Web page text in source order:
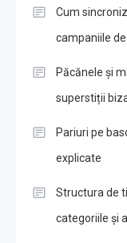
Cum
campaniile
Păcănele și
superstiții
Pariuri pe
explicate
Structura de
categoriile și